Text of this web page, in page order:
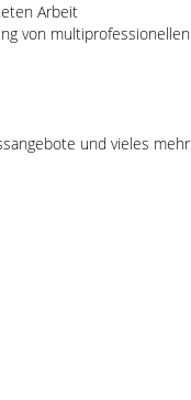
Arbeit
von multiprofessionellen
und vieles mehr